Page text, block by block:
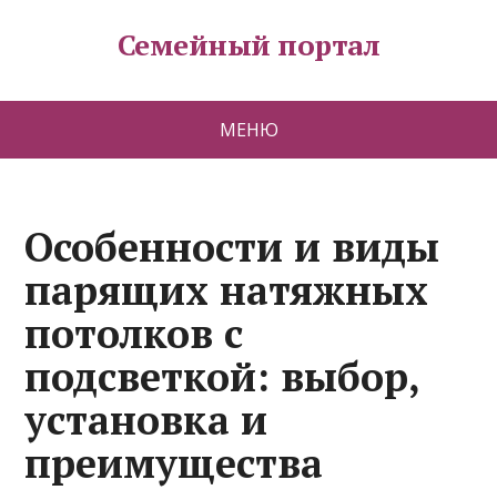
Семейный портал
МЕНЮ
Особенности и виды
парящих натяжных
потолков с
подсветкой: выбор,
установка и
преимущества